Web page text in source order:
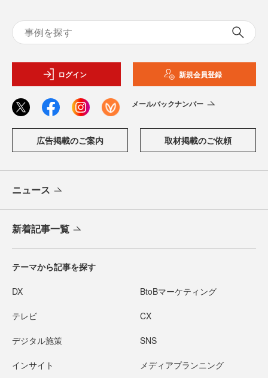
ログイン 新規会員登録
メールバックナンバー
広告掲載のご案内 取材掲載のご依頼
ニュース
新着記事一覧
テーマから記事を探す
DX BtoBマーケティング
テレビ CX
デジタル施策 SNS
インサイト メディアプランニング